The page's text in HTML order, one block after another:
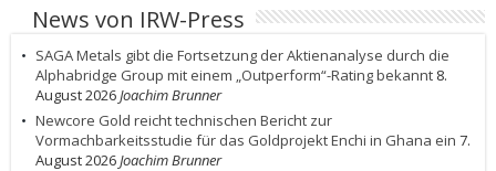
News von IRW-Press
SAGA Metals gibt die Fortsetzung der Aktienanalyse durch die
Alphabridge Group mit einem „Outperform“-Rating bekannt 8.
August 2026Joachim Brunner
Newcore Gold reicht technischen Bericht zur
Vormachbarkeitsstudie für das Goldprojekt Enchi in Ghana ein 7.
August 2026Joachim Brunner